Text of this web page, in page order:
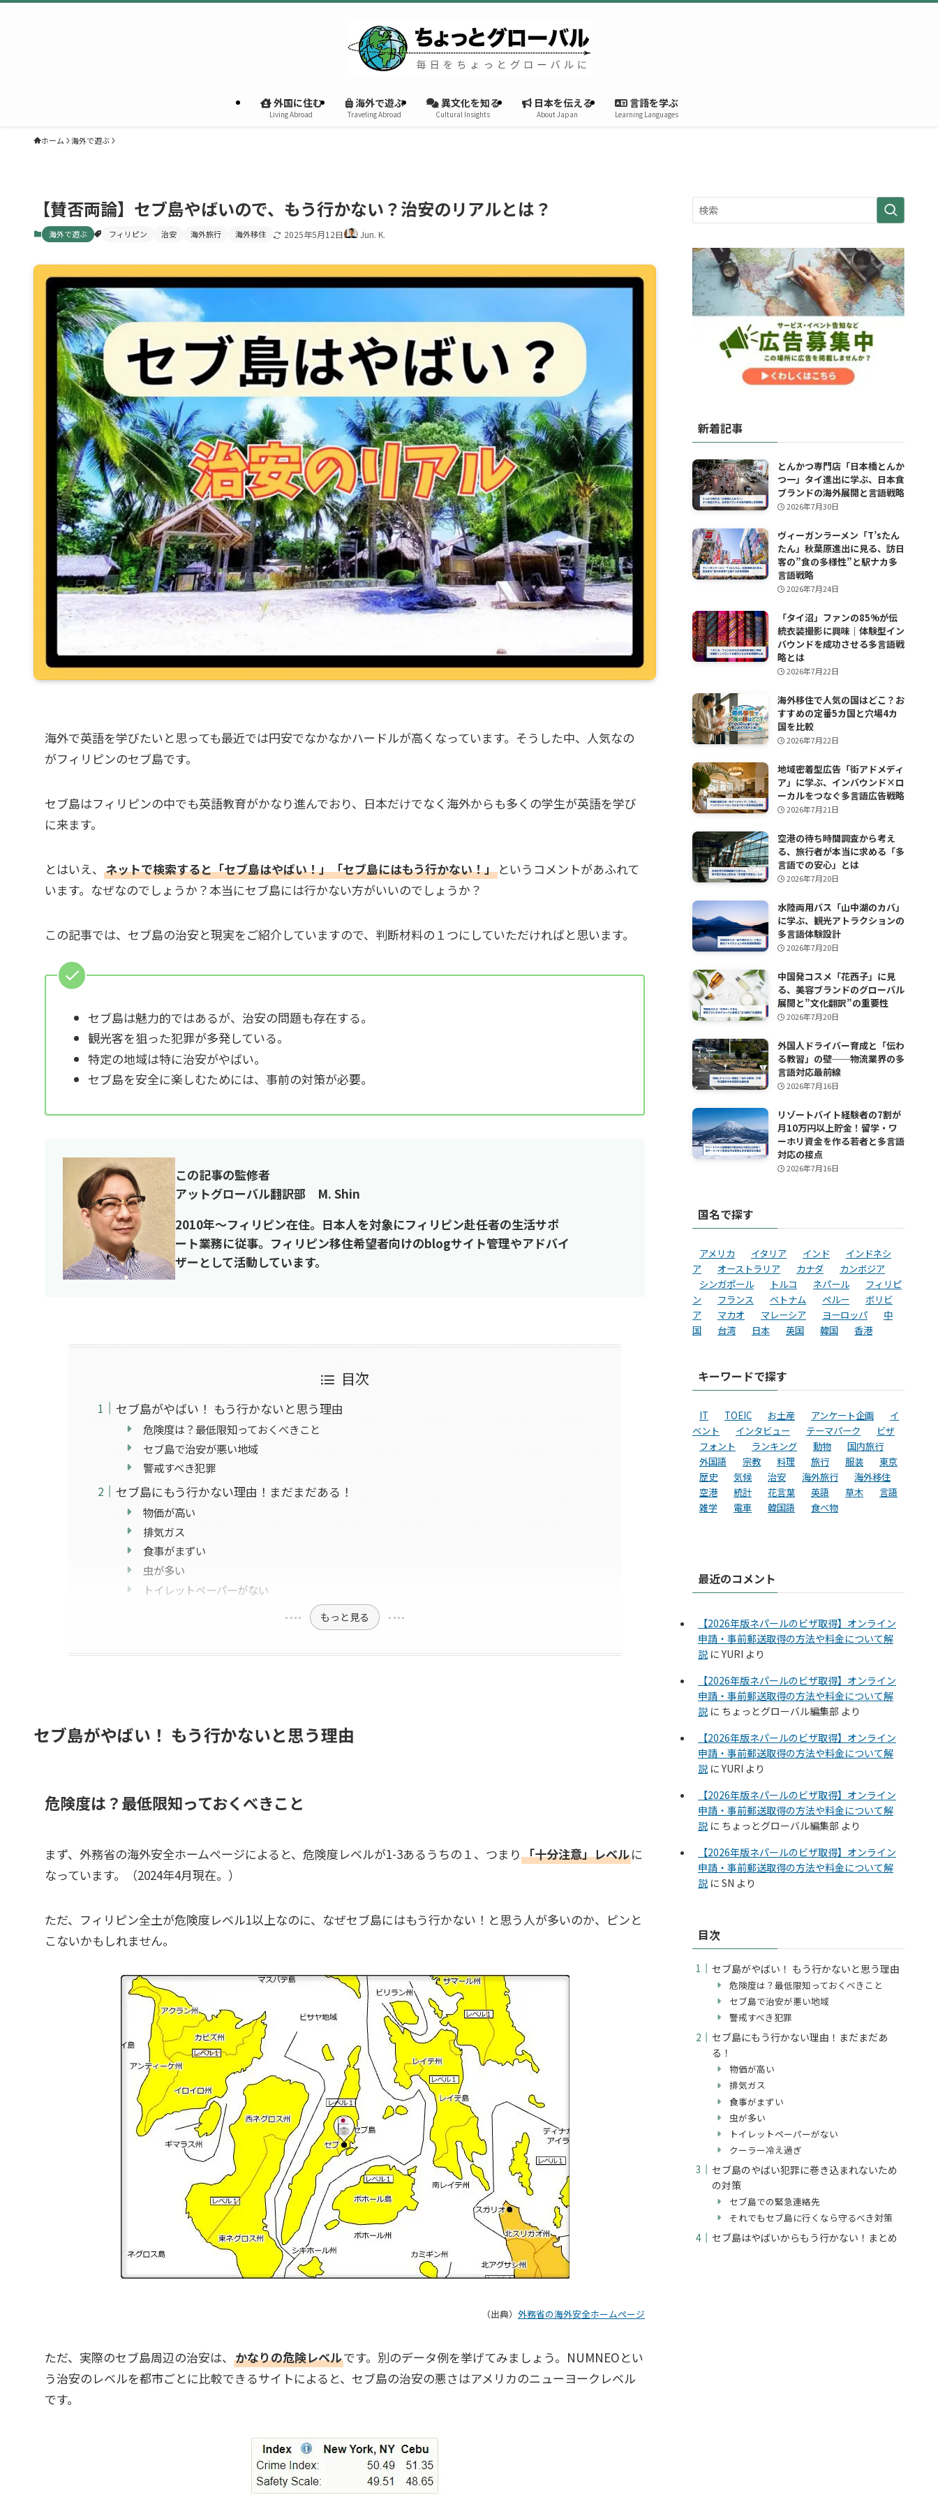
外国に住む
Living Abroad
海外で遊ぶ
Traveling Abroad
異文化を知る
Cultural Insights
日本を伝える
About Japan
言語を学ぶ
Learning Languages
ホーム 海外で遊ぶ
【賛否両論】セブ島やばいので、もう行かない？治安のリアルとは？
海外で遊ぶ フィリピン 治安 海外旅行 海外移住 2025年5月12日 Jun. K.
海外で英語を学びたいと思っても最近では円安でなかなかハードルが高くなっています。そうした中、人気なの
がフィリピンのセブ島です。
セブ島はフィリピンの中でも英語教育がかなり進んでおり、日本だけでなく海外からも多くの学生が英語を学び
に来ます。
とはいえ、 ネットで検索すると「セブ島はやばい！」「セブ島にはもう行かない！」 というコメントがあふれて
います。なぜなのでしょうか？本当にセブ島には行かない方がいいのでしょうか？
この記事では、セブ島の治安と現実をご紹介していますので、判断材料の１つにしていただければと思います。
セブ島は魅力的ではあるが、治安の問題も存在する。
観光客を狙った犯罪が多発している。
特定の地域は特に治安がやばい。
セブ島を安全に楽しむためには、事前の対策が必要。
この記事の監修者
アットグローバル翻訳部
M. Shin
2010年～フィリピン在住。日本人を対象にフィリピン赴任者の生活サポ
ート業務に従事。フィリピン移住希望者向けのblogサイト管理やアドバイ
ザーとして活動しています。
目次
セブ島がやばい！ もう行かないと思う理由
危険度は？最低限知っておくべきこと
セブ島で治安が悪い地域
警戒すべき犯罪
セブ島にもう行かない理由！まだまだある！
物価が高い
排気ガス
食事がまずい
虫が多い
トイレットペーパーがない
もっと見る
セブ島がやばい！ もう行かないと思う理由
危険度は？最低限知っておくべきこと
まず、外務省の海外安全ホームページによると、危険度レベルが1-3あるうちの１、つまり 「十分注意」レベルに
なっています。（2024年4月現在。）
ただ、フィリピン全土が危険度レベル1以上なのに、なぜセブ島にはもう行かない！と思う人が多いのか、ピンと
こないかもしれません。
（出典） 外務省の海外安全ホームページ
ただ、実際のセブ島周辺の治安は、 かなりの危険レベルです。別のデータ例を挙げてみましょう。NUMNEOとい
う治安のレベルを都市ごとに比較できるサイトによると、セブ島の治安の悪さはアメリカのニューヨークレベル
です。
新着記事
とんかつ専門店「日本橋とんか
つ一」タイ進出に学ぶ、日本食
ブランドの海外展開と言語戦略
2026年7月30日
ヴィーガンラーメン「T’sたん
たん」秋葉原進出に見る、訪日
客の”食の多様性”と駅ナカ多
言語戦略
2026年7月24日
「タイ沼」ファンの85%が伝
統衣装撮影に興味｜体験型イン
バウンドを成功させる多言語戦
略とは
2026年7月22日
海外移住で人気の国はどこ？お
すすめの定番5カ国と穴場4カ
国を比較
2026年7月22日
地域密着型広告「街アドメディ
ア」に学ぶ、インバウンド×ロ
ーカルをつなぐ多言語広告戦略
2026年7月21日
空港の待ち時間調査から考え
る、旅行者が本当に求める「多
言語での安心」とは
2026年7月20日
水陸両用バス「山中湖のカバ」
に学ぶ、観光アトラクションの
多言語体験設計
2026年7月20日
中国発コスメ「花西子」に見
る、美容ブランドのグローバル
展開と”文化翻訳”の重要性
2026年7月20日
外国人ドライバー育成と「伝わ
る教習」の壁──物流業界の多
言語対応最前線
2026年7月16日
リゾートバイト経験者の7割が
月10万円以上貯金！留学・ワ
ーホリ資金を作る若者と多言語
対応の接点
2026年7月16日
国名で探す
アメリカ イタリア インド
インドネシ
ア
オーストラリア カナダ
カンボジア
シンガポール
トルコ ネパール
フィリピ
ン
フランス ベトナム ペルー
ボリビ
ア
マカオ マレーシア ヨーロッパ
中
国
台湾 日本 英国 韓国 香港
キーワードで探す
IT TOEIC お土産 アンケート企画
イ
ベント
インタビュー テーマパーク
ビザ
フォント
ランキング 動物
国内旅行
外国語
宗教 料理 旅行 服装
東京
歴史
気候 治安 海外旅行
海外移住
空港
統計 花言葉 英語 草木
言語
雑学
電車 韓国語 食べ物
最近のコメント
【2026年版ネパールのビザ取得】オンライン
申請・事前郵送取得の方法や料金について解
説 に YURI より
【2026年版ネパールのビザ取得】オンライン
申請・事前郵送取得の方法や料金について解
説 に ちょっとグローバル編集部 より
【2026年版ネパールのビザ取得】オンライン
申請・事前郵送取得の方法や料金について解
説 に YURI より
【2026年版ネパールのビザ取得】オンライン
申請・事前郵送取得の方法や料金について解
説 に ちょっとグローバル編集部 より
【2026年版ネパールのビザ取得】オンライン
申請・事前郵送取得の方法や料金について解
説 に SN より
目次
セブ島がやばい！ もう行かないと思う理由
危険度は？最低限知っておくべきこと
セブ島で治安が悪い地域
警戒すべき犯罪
セブ島にもう行かない理由！まだまだあ
る！
物価が高い
排気ガス
食事がまずい
虫が多い
トイレットペーパーがない
クーラー冷え過ぎ
セブ島のやばい犯罪に巻き込まれないため
の対策
セブ島での緊急連絡先
それでもセブ島に行くなら守るべき対策
セブ島はやばいからもう行かない！まとめ